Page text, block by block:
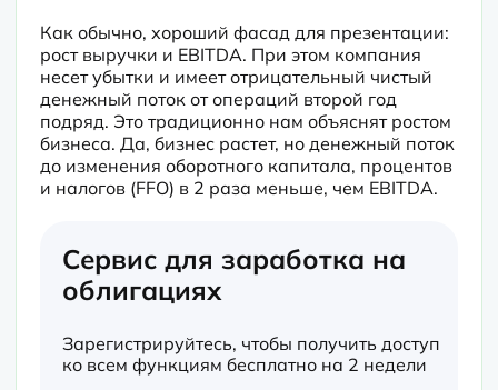
Как обычно, хороший фасад для презентации:
рост выручки и EBITDA. При этом компания
несет убытки и имеет отрицательный чистый
денежный поток от операций второй год
подряд. Это традиционно нам объяснят ростом
бизнеса. Да, бизнес растет, но денежный поток
до изменения оборотного капитала, процентов
и налогов (FFO) в 2 раза меньше, чем EBITDA.
Сервис для заработка на
облигациях
Зарегистрируйтесь, чтобы получить доступ
ко всем функциям бесплатно на 2 недели